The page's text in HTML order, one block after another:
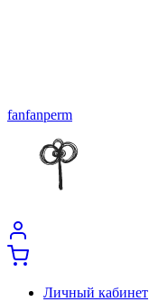
fanfanperm
Личный кабинет